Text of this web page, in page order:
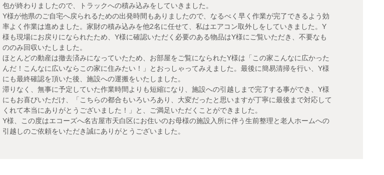
包が終わりましたので、トラックへの積み込みをしていきました。
Y様が他県のご自宅へ戻られるための出発時間もありましたので、なるべく早く作業が完了できるよう効
率よく作業は進めました。家財の積み込みを他2名に任せて、私はエアコン取外しをしていきました。Y
様も現場にお戻りになられたため、Y様に確認いただく必要のある物品はY様にご覧いただき、不要なも
ののみ回収いたしました。
ほとんどの動産は撤去済みになっていたため、お部屋をご覧になられたY様は「この家こんなに広かった
んだ！こんなに広いならこの家に住みたい！」とおっしゃってみえました。最後に簡易清掃を行い、Y様
にも最終確認を頂いた後、施設への運搬をいたしました。
滞りなく、無事に予定していた作業時間よりも短縮になり、施設への引越しまで完了する事ができ、Y様
にもお喜びいただけ、「こちらの都合もいろいろあり、大変だったと思いますが丁寧に最後まで対応して
くれて本当にありがとうございました！」と、ご満足いただくことができました。
Y様、この度はエコーズへ名古屋市天白区にお住いのお母様の施設入所に伴う生前整理と老人ホームへの
引越しのご依頼をいただき誠にありがとうございました。